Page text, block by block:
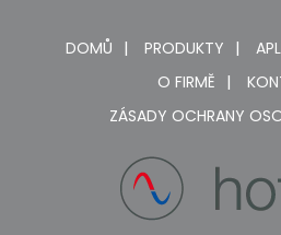
DOMŮ PRODUKTY
O FIRMĚ
ZÁSADY OCHRANY